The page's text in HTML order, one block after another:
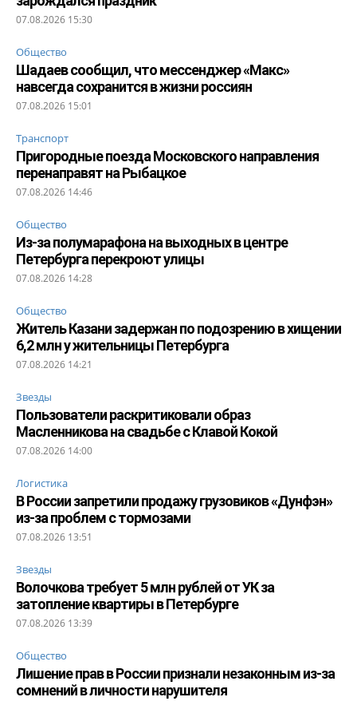
07.08.2026 15:30
Общество
Шадаев сообщил, что мессенджер «Макс»
навсегда сохранится в жизни россиян
07.08.2026 15:01
Транспорт
Пригородные поезда Московского направления
перенаправят на Рыбацкое
07.08.2026 14:46
Общество
Из-за полумарафона на выходных в центре
Петербурга перекроют улицы
07.08.2026 14:28
Общество
Житель Казани задержан по подозрению в хищении
6,2 млн у жительницы Петербурга
07.08.2026 14:21
Звезды
Пользователи раскритиковали образ
Масленникова на свадьбе с Клавой Кокой
07.08.2026 14:00
Логистика
В России запретили продажу грузовиков «Дунфэн»
из-за проблем с тормозами
07.08.2026 13:51
Звезды
Волочкова требует 5 млн рублей от УК за
затопление квартиры в Петербурге
07.08.2026 13:39
Общество
Лишение прав в России признали незаконным из-за
сомнений в личности нарушителя